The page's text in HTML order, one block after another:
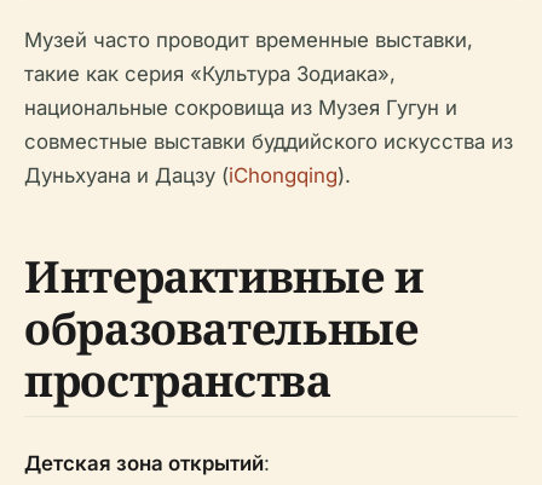
Музей часто проводит временные выставки,
такие как серия «Культура Зодиака»,
национальные сокровища из Музея Гугун и
совместные выставки буддийского искусства из
Дуньхуана и Дацзу (iChongqing).
Интерактивные и
образовательные
пространства
Детская зона открытий: